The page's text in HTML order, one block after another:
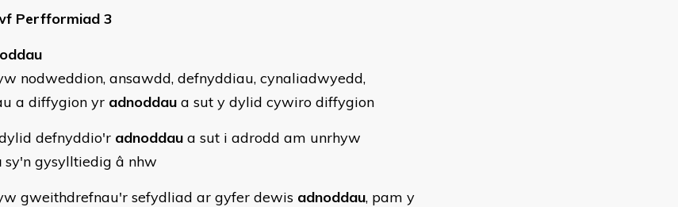
Perfformiad 3
nodweddion, ansawdd, defnyddiau, cynaliadwyedd,
a diffygion yr adnoddau a sut y dylid cywiro diffygion
defnyddio'r adnoddau a sut i adrodd am unrhyw
sy'n gysylltiedig â nhw
gweithdrefnau'r sefydliad ar gyfer dewis adnoddau, pam y